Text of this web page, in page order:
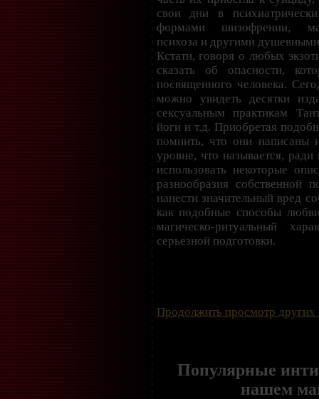
свои дни в
формами шизофрении,
психоза и другими
Кстати, говоря о любых
сказать об опасности,
посвященного человека.
можно увидеть десятки
сексуальным практикам
йоги и т.д. Приобретая
помнить, что они написаны
уровне, что называется,
использовать некоторые
разнообразия
нанести значительный вред
как подобные способы
магическо-ритуальный
серьезной подготовки.
Продолжить просмотр других
Популярные
нашем